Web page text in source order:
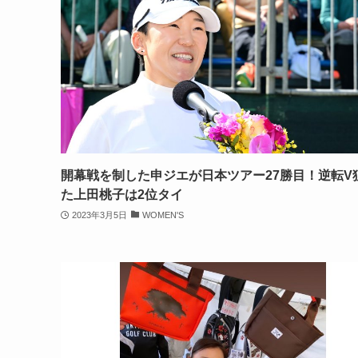
開幕戦を制した申ジエが日本ツアー27勝目！逆転V
た上田桃子は2位タイ
2023年3月5日 WOMEN'S